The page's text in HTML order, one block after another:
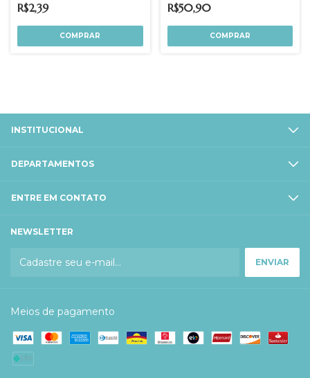
R$2,39 R$50,90
INSTITUCIONAL
DEPARTAMENTOS
ENTRE EM CONTATO
NEWSLETTER
Meios de pagamento